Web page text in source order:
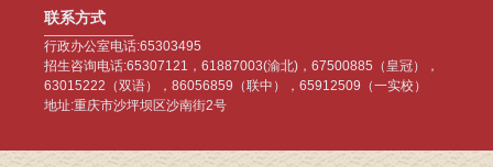
联系方式
行政办公室电话:65303495
招生咨询电话:65307121，61887003(渝北)，67500885（皇冠），
63015222（双语），86056859（联中），65912509（一实校）
地址:重庆市沙坪坝区沙南街2号